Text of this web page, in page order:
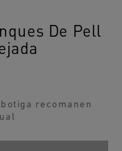
De Pell
recomanen